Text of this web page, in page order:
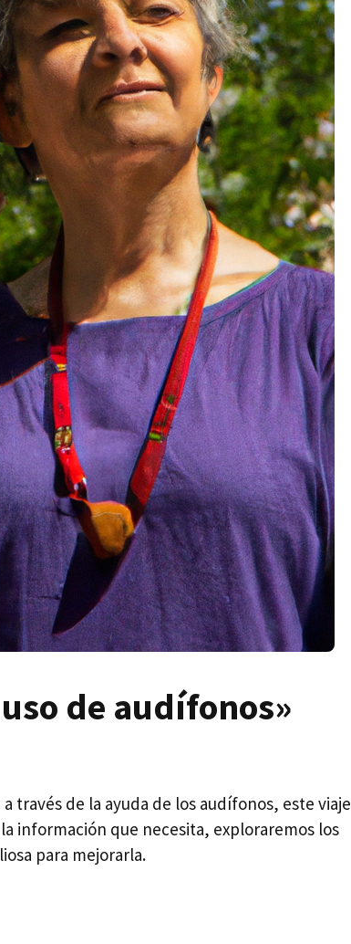
de audífonos»
través de la ayuda de los audífonos, este
información que necesita, exploraremos los
para mejorarla.